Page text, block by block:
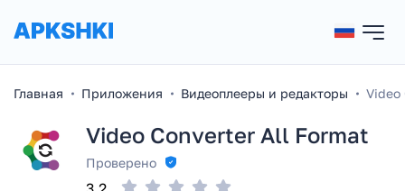
Главная Приложения Видеоплееры и редакторы Video
Video Converter All Format
Проверено